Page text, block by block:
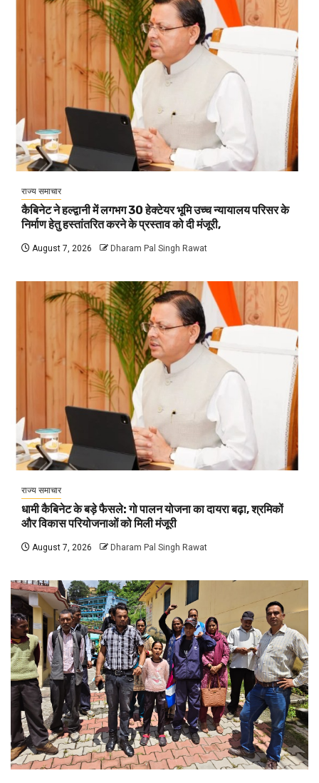
राज्य समाचार
कैबिनेट ने हल्द्वानी में लगभग 30 हेक्टेयर भूमि उच्च न्यायालय परिसर के
निर्माण हेतु हस्तांतरित करने के प्रस्ताव को दी मंजूरी,
August 7, 2026 Dharam Pal Singh Rawat
राज्य समाचार
धामी कैबिनेट के बड़े फैसले: गो पालन योजना का दायरा बढ़ा, श्रमिकों
और विकास परियोजनाओं को मिली मंजूरी
August 7, 2026 Dharam Pal Singh Rawat